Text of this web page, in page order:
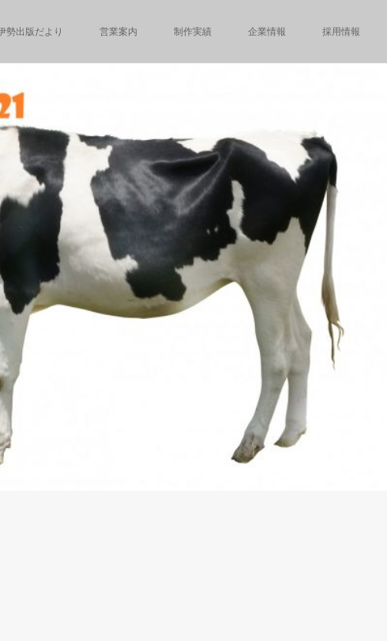
勢出版だより 営業案内 制作実績 企業情報 採用情報